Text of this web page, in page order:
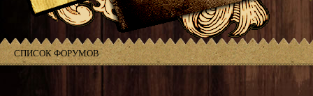
СПИСОК ФОРУМОВ